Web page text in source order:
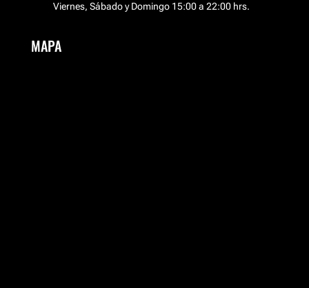
Viernes, Sábado y Domingo 15:00 a 22:00 hrs.
MAPA